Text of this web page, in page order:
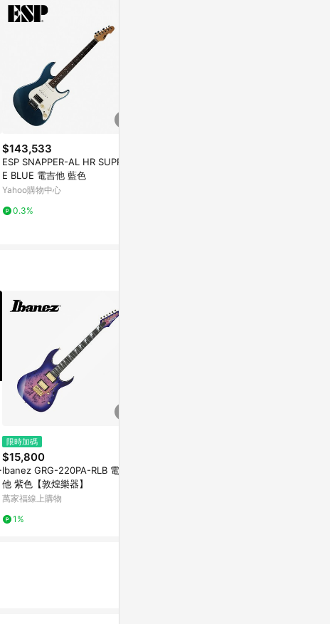
$143,533
ESP SNAPPER-AL HR SUPREM
E BLUE 電吉他 藍色
Yahoo購物中心
0.3%
限時加碼
$15,800
Ibanez GRG-220PA-RLB 電吉
他 紫色【敦煌樂器】
萬家福線上購物
1%